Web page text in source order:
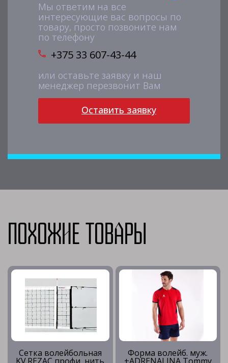
Мы ответим на все
интересующие вас вопросы по
товару, просто позвоните нам
по телефону
+375 33 607-43-44
или оставьте заявку и наш
менеджер перезвонит Вам
Оставить заявку
Похожие товары
Сетка волейбольная Форма волейб. муж.